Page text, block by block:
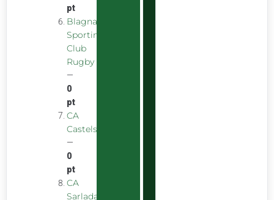
pt
Blagnac
Sporting
Club
Rugby
—
0
pt
CA
Castelsarrasinois
—
0
pt
CA
Sarladais